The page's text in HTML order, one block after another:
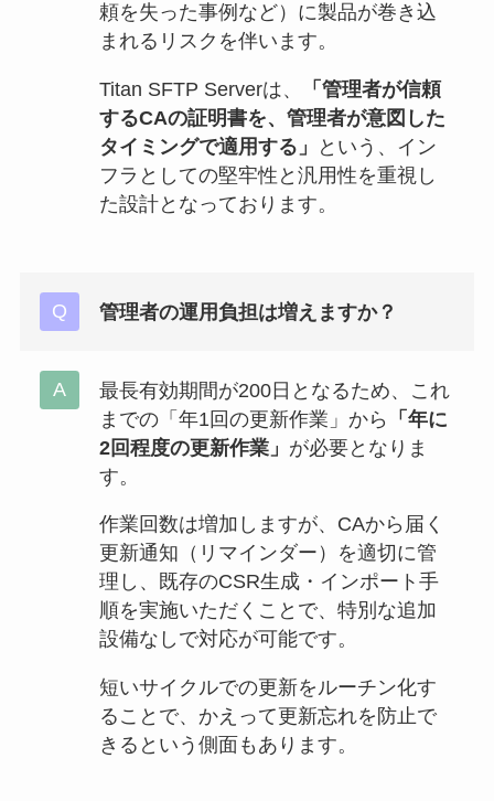
頼を失った事例など）に製品が巻き込
まれるリスクを伴います。
Titan SFTP Serverは、
「管理者が信頼
するCAの証明書を、管理者が意図した
タイミングで適用する」
という、イン
フラとしての堅牢性と汎用性を重視し
た設計となっております。
管理者の運用負担は増えますか？
最長有効期間が200日となるため、これ
までの「年1回の更新作業」から
「年に
2回程度の更新作業」 が必要となりま
す。
作業回数は増加しますが、CAから届く
更新通知（リマインダー）を適切に管
理し、既存のCSR生成・インポート手
順を実施いただくことで、特別な追加
設備なしで対応が可能です。
短いサイクルでの更新をルーチン化す
ることで、かえって更新忘れを防止で
きるという側面もあります。